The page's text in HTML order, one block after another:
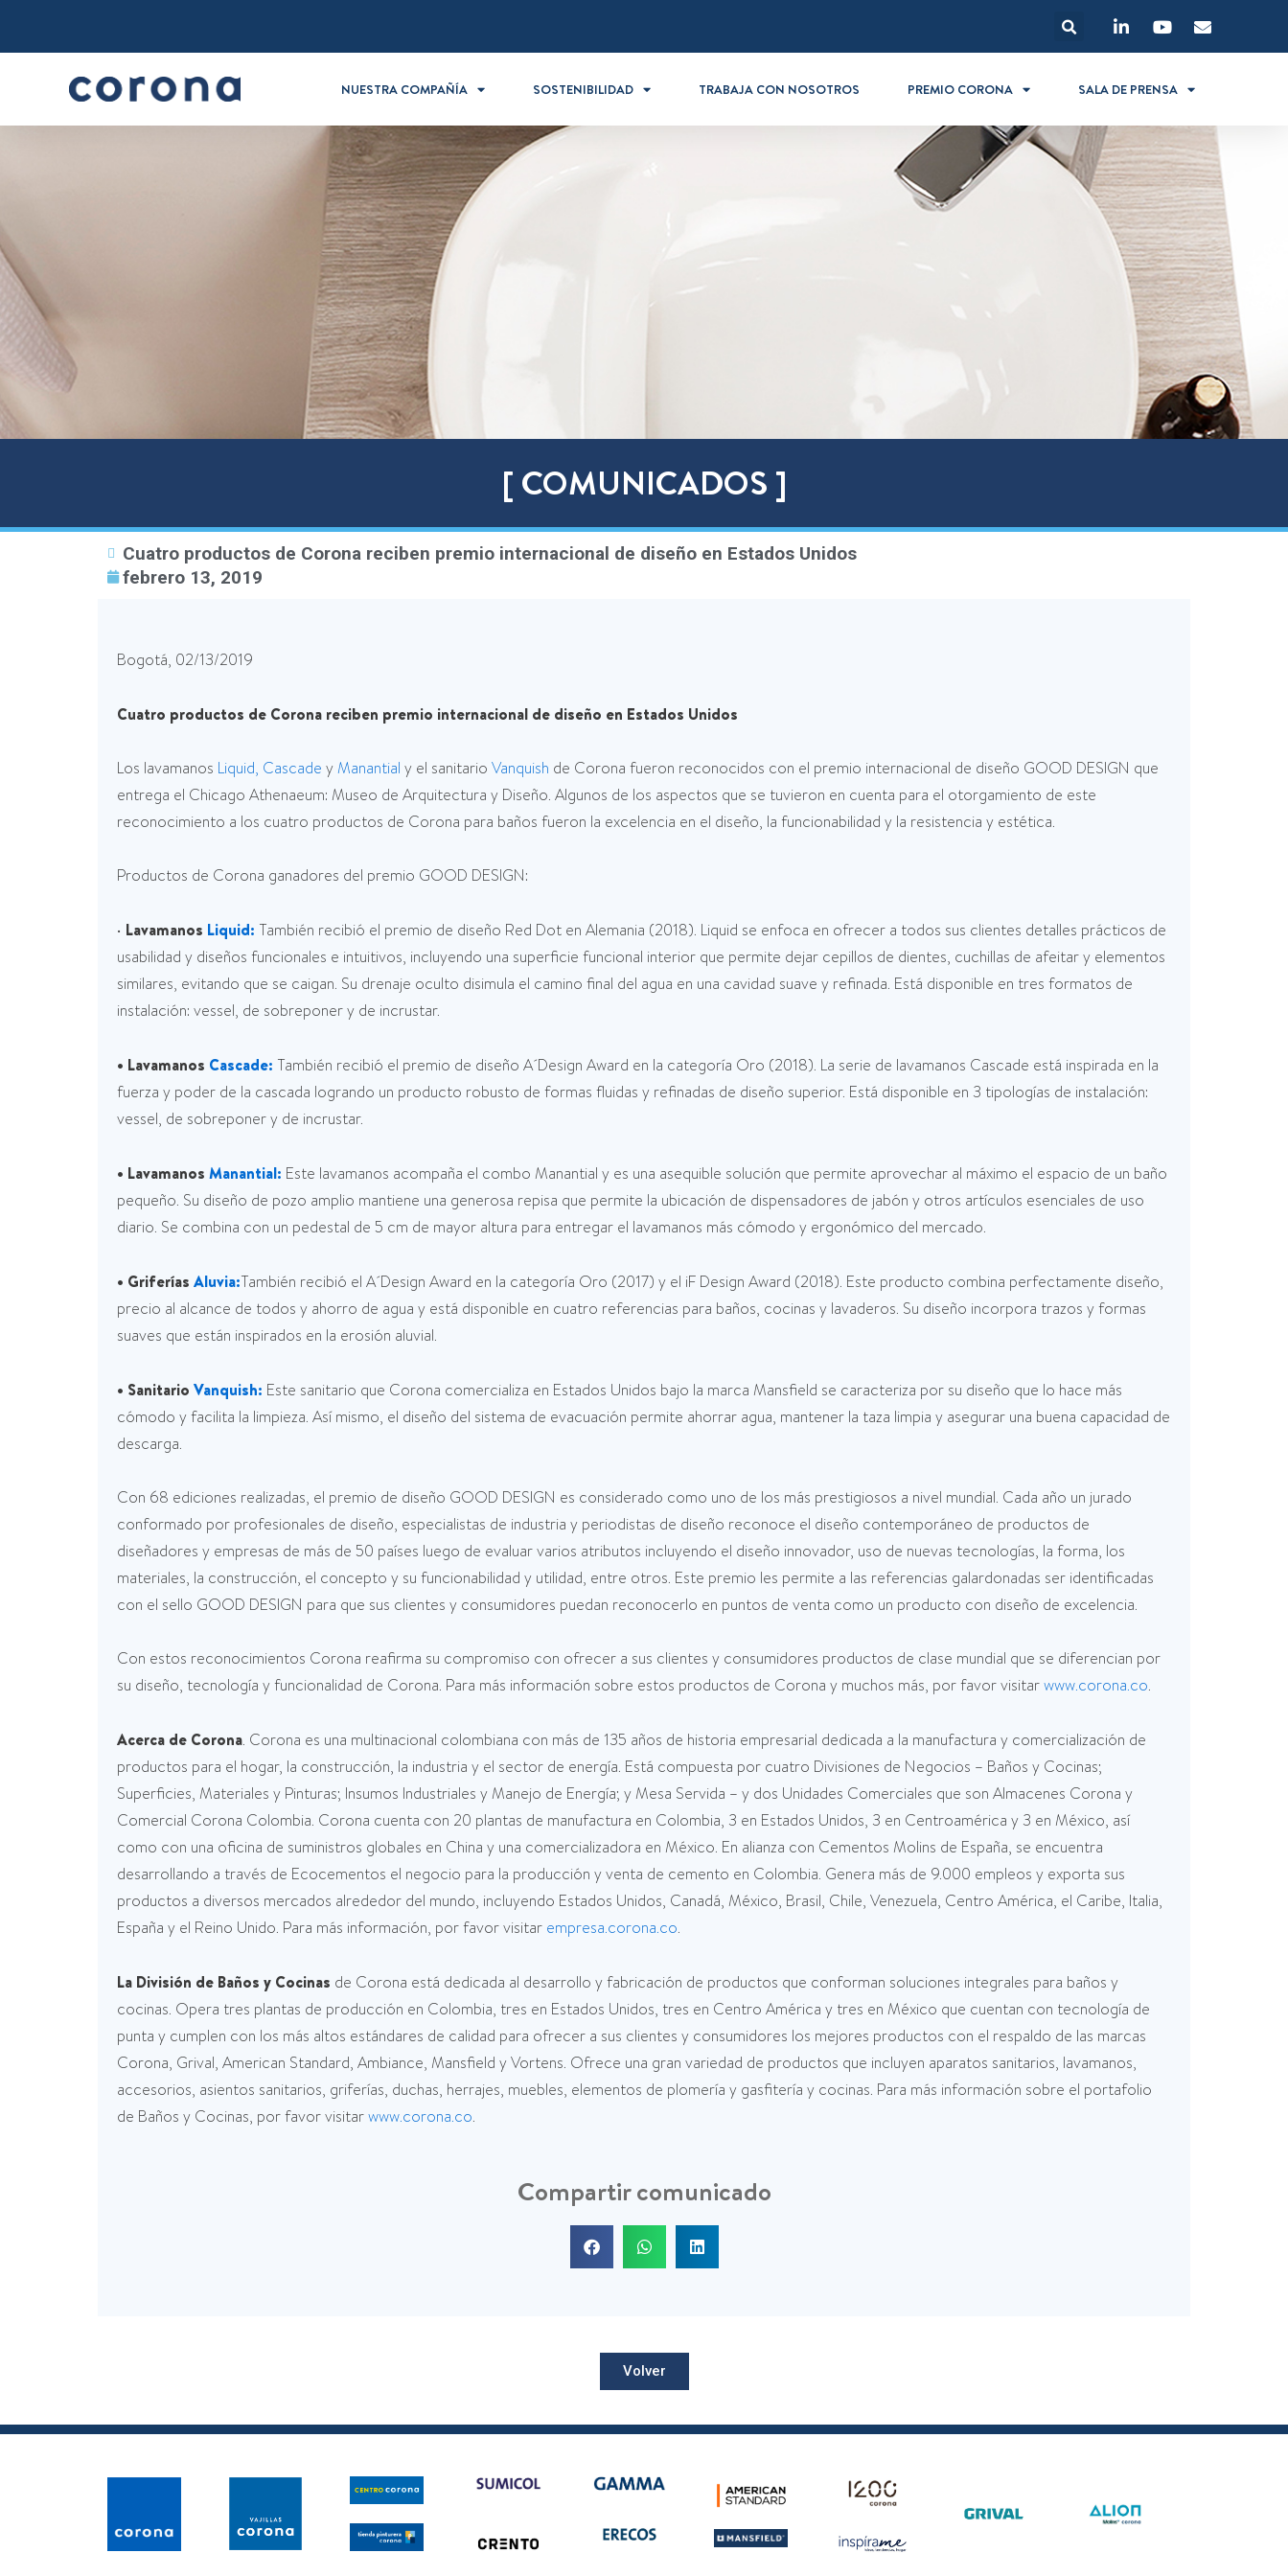
NUESTRA COMPAÑÍA SOSTENIBILIDAD TRABAJA CON NOSOTROS PREMIO CORONA SALA DE PRENSA
[ COMUNICADOS ]
Cuatro productos de Corona reciben premio internacional de diseño en Estados Unidos
febrero 13, 2019
Bogotá, 02/13/2019
Cuatro productos de Corona reciben premio internacional de diseño en Estados Unidos
Los lavamanos Liquid, Cascade yManantial y el sanitario Vanquish de Corona fueron reconocidos con el premio internacional de diseño GOOD DESIGN que
entrega el Chicago Athenaeum: Museo de Arquitectura y Diseño. Algunos de los aspectos que se tuvieron en cuenta para el otorgamiento de este
reconocimiento a los cuatro productos de Corona para baños fueron la excelencia en el diseño, la funcionabilidad y la resistencia y estética.
Productos de Corona ganadores del premio GOOD DESIGN:
• Lavamanos Liquid: También recibió el premio de diseño Red Dot en Alemania (2018). Liquid se enfoca en ofrecer a todos sus clientes detalles prácticos de
usabilidad y diseños funcionales e intuitivos, incluyendo una superficie funcional interior que permite dejar cepillos de dientes, cuchillas de afeitar y elementos
similares, evitando que se caigan. Su drenaje oculto disimula el camino final del agua en una cavidad suave y refinada. Está disponible en tres formatos de
instalación: vessel, de sobreponer y de incrustar.
• Lavamanos Cascade: También recibió el premio de diseño A´Design Award en la categoría Oro (2018). La serie de lavamanos Cascade está inspirada en la
fuerza y poder de la cascada logrando un producto robusto de formas fluidas y refinadas de diseño superior. Está disponible en 3 tipologías de instalación:
vessel, de sobreponer y de incrustar.
• Lavamanos Manantial: Este lavamanos acompaña el combo Manantial y es una asequible solución que permite aprovechar al máximo el espacio de un baño
pequeño. Su diseño de pozo amplio mantiene una generosa repisa que permite la ubicación de dispensadores de jabón y otros artículos esenciales de uso
diario. Se combina con un pedestal de 5 cm de mayor altura para entregar el lavamanos más cómodo y ergonómico del mercado.
• Griferías Aluvia:También recibió el A´Design Award en la categoría Oro (2017) y el iF Design Award (2018). Este producto combina perfectamente diseño,
precio al alcance de todos y ahorro de agua y está disponible en cuatro referencias para baños, cocinas y lavaderos. Su diseño incorpora trazos y formas
suaves que están inspirados en la erosión aluvial.
• Sanitario Vanquish: Este sanitario que Corona comercializa en Estados Unidos bajo la marca Mansfield se caracteriza por su diseño que lo hace más
cómodo y facilita la limpieza. Así mismo, el diseño del sistema de evacuación permite ahorrar agua, mantener la taza limpia y asegurar una buena capacidad de
descarga.
Con 68 ediciones realizadas, el premio de diseño GOOD DESIGN es considerado como uno de los más prestigiosos a nivel mundial. Cada año un jurado
conformado por profesionales de diseño, especialistas de industria y periodistas de diseño reconoce el diseño contemporáneo de productos de
diseñadores y empresas de más de 50 países luego de evaluar varios atributos incluyendo el diseño innovador, uso de nuevas tecnologías, la forma, los
materiales, la construcción, el concepto y su funcionabilidad y utilidad, entre otros. Este premio les permite a las referencias galardonadas ser identificadas
con el sello GOOD DESIGN para que sus clientes y consumidores puedan reconocerlo en puntos de venta como un producto con diseño de excelencia.
Con estos reconocimientos Corona reafirma su compromiso con ofrecer a sus clientes y consumidores productos de clase mundial que se diferencian por
su diseño, tecnología y funcionalidad de Corona. Para más información sobre estos productos de Corona y muchos más, por favor visitarwww.corona.co.
Acerca de Corona. Corona es una multinacional colombiana con más de 135 años de historia empresarial dedicada a la manufactura y comercialización de
productos para el hogar, la construcción, la industria y el sector de energía. Está compuesta por cuatro Divisiones de Negocios – Baños y Cocinas;
Superficies, Materiales y Pinturas; Insumos Industriales y Manejo de Energía; y Mesa Servida – y dos Unidades Comerciales que son Almacenes Corona y
Comercial Corona Colombia. Corona cuenta con 20 plantas de manufactura en Colombia, 3 en Estados Unidos, 3 en Centroamérica y 3 en México, así
como con una oficina de suministros globales en China y una comercializadora en México. En alianza con Cementos Molins de España, se encuentra
desarrollando a través de Ecocementos el negocio para la producción y venta de cemento en Colombia. Genera más de 9.000 empleos y exporta sus
productos a diversos mercados alrededor del mundo, incluyendo Estados Unidos, Canadá, México, Brasil, Chile, Venezuela, Centro América, el Caribe, Italia,
España y el Reino Unido. Para más información, por favor visitar empresa.corona.co.
La División de Baños y Cocinas de Corona está dedicada al desarrollo y fabricación de productos que conforman soluciones integrales para baños y
cocinas. Opera tres plantas de producción en Colombia, tres en Estados Unidos, tres en Centro América y tres en México que cuentan con tecnología de
punta y cumplen con los más altos estándares de calidad para ofrecer a sus clientes y consumidores los mejores productos con el respaldo de las marcas
Corona, Grival, American Standard, Ambiance, Mansfield y Vortens. Ofrece una gran variedad de productos que incluyen aparatos sanitarios, lavamanos,
accesorios, asientos sanitarios, griferías, duchas, herrajes, muebles, elementos de plomería y gasfitería y cocinas. Para más información sobre el portafolio
de Baños y Cocinas, por favor visitarwww.corona.co.
Compartir comunicado
Volver